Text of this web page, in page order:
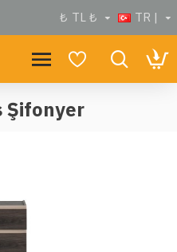
₺ TL ₺ TR |
Şifonyer